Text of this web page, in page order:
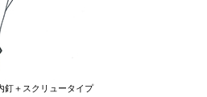
＋スクリュータイプ